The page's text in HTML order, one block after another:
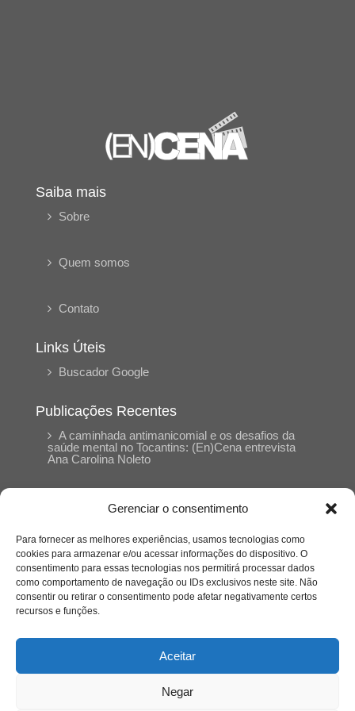
Gerenciar o consentimento
Para fornecer as melhores experiências, usamos tecnologias como
cookies para armazenar e/ou acessar informações do dispositivo. O
consentimento para essas tecnologias nos permitirá processar dados
como comportamento de navegação ou IDs exclusivos neste site. Não
consentir ou retirar o consentimento pode afetar negativamente certos
recursos e funções.
Aceitar
Negar
Saiba mais
Sobre
Quem somos
Contato
Links Úteis
Buscador Google
Publicações Recentes
A caminhada antimanicomial e os desafios da
saúde mental no Tocantins: (En)Cena entrevista
Ana Carolina Noleto
A Psicologia como espaço de cuidado para
mulheres: (En)Cena entrevista Rayla Soares
Entre autocontrole e aprendizagem: o
desenvolvimento comportamental em Kung Fu
Panda
O invisível que adoece: memória, trauma e o